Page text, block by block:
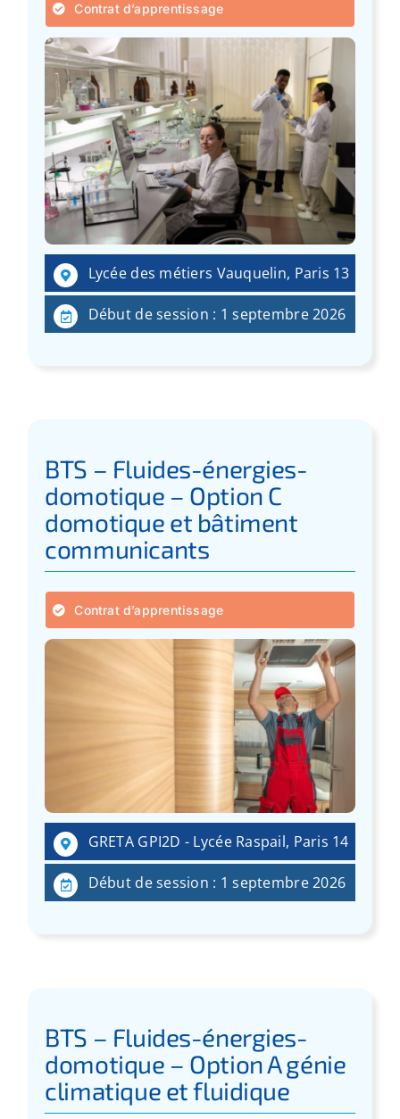
Contrat d’apprentissage
Lycée des métiers Vauquelin, Paris 13
Début de session : 1 septembre 2026
BTS – Fluides-énergies-
domotique – Option C
domotique et bâtiment
communicants
Contrat d’apprentissage
GRETA GPI2D - Lycée Raspail, Paris 14
Début de session : 1 septembre 2026
BTS – Fluides-énergies-
domotique – Option A génie
climatique et fluidique